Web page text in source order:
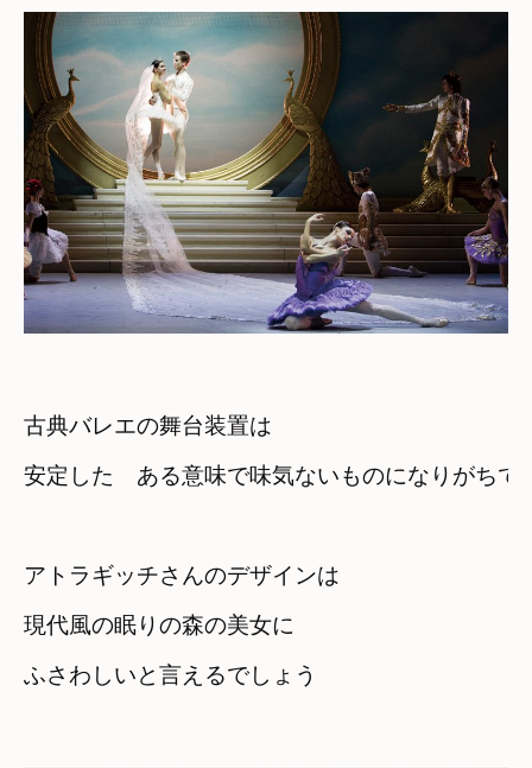
古典バレエの舞台装置は
安定した　ある意味で味気ないものになりがちで
アトラギッチさんのデザインは
現代風の眠りの森の美女に
ふさわしいと言えるでしょう